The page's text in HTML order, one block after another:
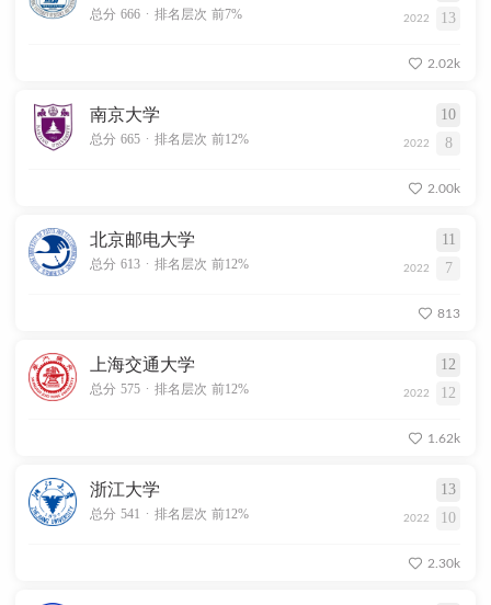
总分 666 . 排名层次 前7% 2022 13
2.02k
南京大学 10
总分 665 . 排名层次 前12% 2022 8
2.00k
北京邮电大学 11
总分 613 . 排名层次 前12% 2022 7
813
上海交通大学 12
总分 575 . 排名层次 前12% 2022 12
1.62k
浙江大学 13
总分 541 . 排名层次 前12% 2022 10
2.30k